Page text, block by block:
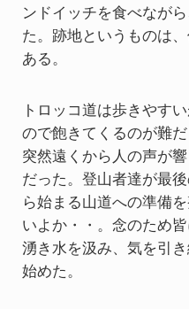
ンドイッチを食べなが
た。跡地というものは
ある。
トロッコ道は歩きやす
ので飽きてくるのが難
突然遠くから人の声が
だった。登山者達が最
ら始まる山道への準備
いよか・・。念のため
湧き水を汲み、気を引
始めた。